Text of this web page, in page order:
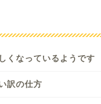
くなっているようです
訳の仕方